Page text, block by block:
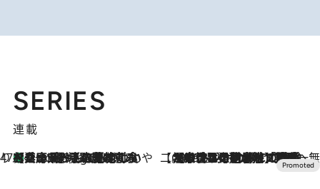
SERIES
連載
47都道府県の手みやげ ひんやりスイーツで夏を満喫
7 Hours Ago
【兵庫県】この夏絶対食べたい 冷やしておいしいおやつ3選 淡路島の恵みをジェラートに集約 【CREA×星野リゾート】唯一無二。癒しと発見が待つ場所へ
2026.8.7
【トンボの足水浴】ヒノキの香りに包まれて涼感マックス！約13℃の湧水かけ流しを避暑地「星野温泉 トンボの湯」で体験